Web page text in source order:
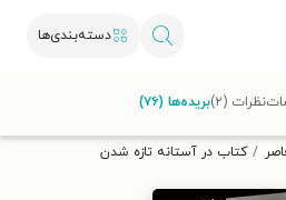
دسته‌بندی‌ها
طاقچه دریافت کن.
کتاب در آستانه تازه شدن
نظرات (۲) بریده‌ها (۷۶)